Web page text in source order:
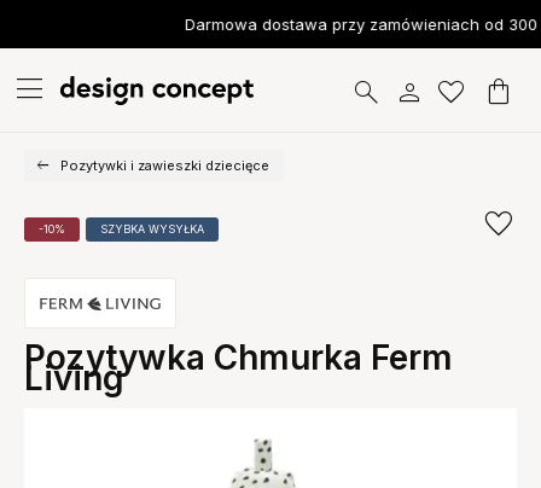
Darmowa dostawa przy zamówieniach od 300
Pozytywki i zawieszki dziecięce
-10% SZYBKA WYSYŁKA
Pozytywka Chmurka Ferm
Living